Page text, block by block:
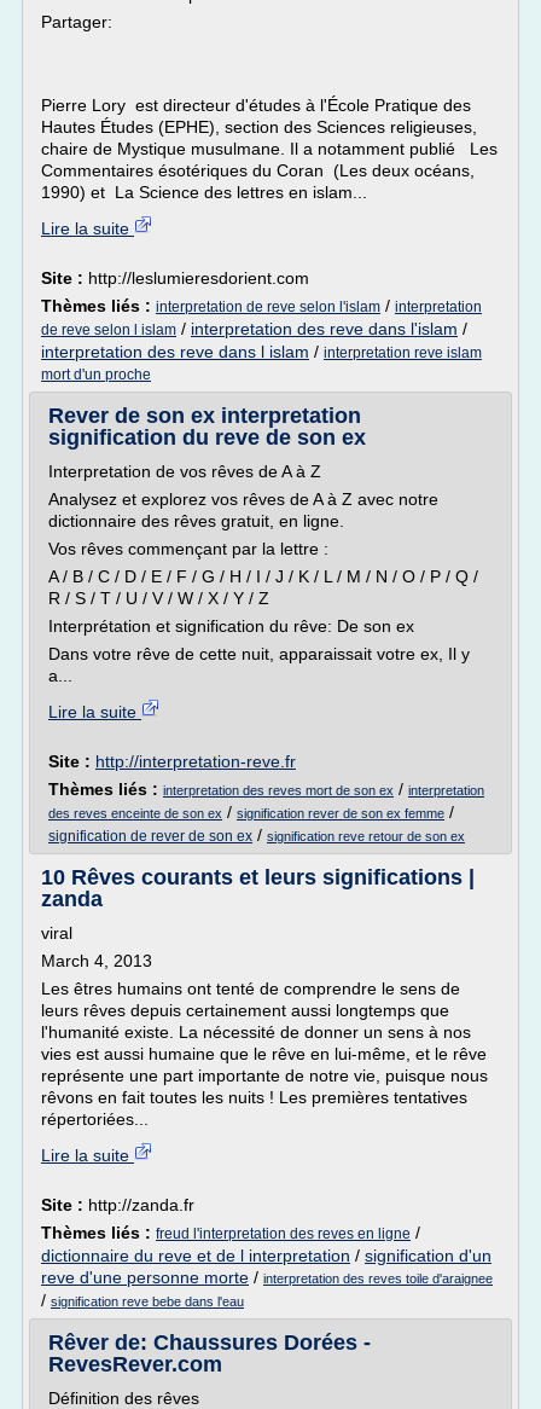
Partager:
Pierre Lory est directeur d'études à l'École Pratique des
Hautes Études (EPHE), section des Sciences religieuses,
chaire de Mystique musulmane. Il a notamment publié Les
Commentaires ésotériques du Coran (Les deux océans,
1990) et La Science des lettres en islam...
Lire la suite
Site : http://leslumieresdorient.com
Thèmes liés : interpretation de reve selon l'islam / interpretation
de reve selon l islam / interpretation des reve dans l'islam /
interpretation des reve dans l islam / interpretation reve islam
mort d'un proche
Rever de son ex interpretation
signification du reve de son ex
Interpretation de vos rêves de A à Z
Analysez et explorez vos rêves de A à Z avec notre
dictionnaire des rêves gratuit, en ligne.
Vos rêves commençant par la lettre :
A / B / C / D / E / F / G / H / I / J / K / L / M / N / O / P / Q /
R / S / T / U / V / W / X / Y / Z
Interprétation et signification du rêve: De son ex
Dans votre rêve de cette nuit, apparaissait votre ex, Il y
a...
Lire la suite
Site : http://interpretation-reve.fr
Thèmes liés : interpretation des reves mort de son ex / interpretation
des reves enceinte de son ex / signification rever de son ex femme /
signification de rever de son ex / signification reve retour de son ex
10 Rêves courants et leurs significations |
zanda
viral
March 4, 2013
Les êtres humains ont tenté de comprendre le sens de
leurs rêves depuis certainement aussi longtemps que
l'humanité existe. La nécessité de donner un sens à nos
vies est aussi humaine que le rêve en lui-même, et le rêve
représente une part importante de notre vie, puisque nous
rêvons en fait toutes les nuits ! Les premières tentatives
répertoriées...
Lire la suite
Site : http://zanda.fr
Thèmes liés : freud l'interpretation des reves en ligne /
dictionnaire du reve et de l interpretation / signification d'un
reve d'une personne morte / interpretation des reves toile d'araignee
/ signification reve bebe dans l'eau
Rêver de: Chaussures Dorées -
RevesRever.com
Définition des rêves